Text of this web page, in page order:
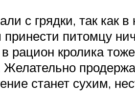
с грядки, так как
питомцу
рацион кролика
станет сухим,